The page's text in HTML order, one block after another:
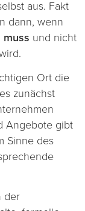
aus. Fakt
dann, wenn
muss und nicht
Ort die
zunächst
Angebote gibt
Sinne des
der